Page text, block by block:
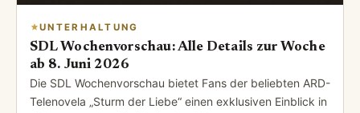
UNTERHALTUNG
SDL Wochenvorschau: Alle Details zur Woche
ab 8. Juni 2026
Die SDL Wochenvorschau bietet Fans der beliebten ARD-
Telenovela „Sturm der Liebe“ einen exklusiven Einblick in